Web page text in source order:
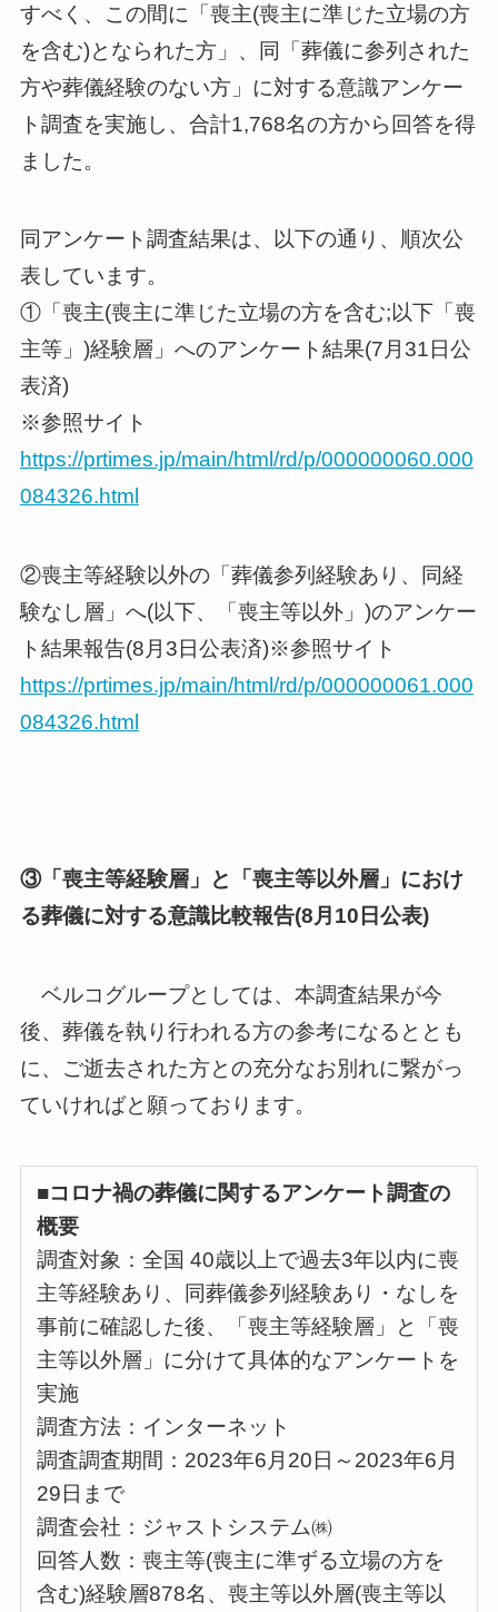
すべく、この間に「喪主(喪主に準じた立場の方
を含む)となられた方」、同「葬儀に参列された
方や葬儀経験のない方」に対する意識アンケー
ト調査を実施し、合計1,768名の方から回答を得
ました。
同アンケート調査結果は、以下の通り、順次公
表しています。
①「喪主(喪主に準じた立場の方を含む;以下「喪
主等」)経験層」へのアンケート結果(7月31日公
表済)
※参照サイト
https://prtimes.jp/main/html/rd/p/000000060.000
084326.html
②喪主等経験以外の「葬儀参列経験あり、同経
験なし層」へ(以下、「喪主等以外」)のアンケー
ト結果報告(8月3日公表済)※参照サイト
https://prtimes.jp/main/html/rd/p/000000061.000
084326.html
③「喪主等経験層」と「喪主等以外層」におけ
る葬儀に対する意識比較報告(8月10日公表)
ベルコグループとしては、本調査結果が今
後、葬儀を執り行われる方の参考になるととも
に、ご逝去された方との充分なお別れに繋がっ
ていければと願っております。
■コロナ禍の葬儀に関するアンケート調査の
概要
調査対象：全国 40歳以上で過去3年以内に喪
主等経験あり、同葬儀参列経験あり・なしを
事前に確認した後、「喪主等経験層」と「喪
主等以外層」に分けて具体的なアンケートを
実施
調査方法：インターネット
調査調査期間：2023年6月20日～2023年6月
29日まで
調査会社：ジャストシステム㈱
回答人数：喪主等(喪主に準ずる立場の方を
含む)経験層878名、喪主等以外層(喪主等以